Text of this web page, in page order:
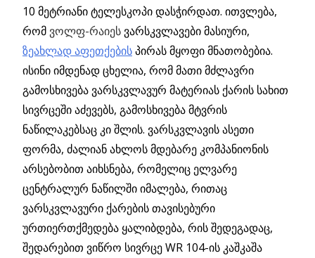
10 მეტრიანი ტელესკოპი დასჭირდათ. ითვლება,
რომ ვოლფ-რაიეს ვარსკვლავები მასიური,
ზეახლად აფეთქებისპირას მყოფი მნათობებია.
ისინი იმდენად ცხელია, რომ მათი მძლავრი
გამოსხივება ვარსკვლავურ მატერიას ქარის სახით
სივრცეში აძევებს, გამოსხივება მტვრის
ნაწილაკებსაც კი შლის. ვარსკვლავის ასეთი
ფორმა, ძალიან ახლოს მდებარე კომპანიონის
არსებობით აიხსნება, რომელიც ელვარე
ცენტრალურ ნაწილში იმალება, რითაც
ვარსკვლავური ქარების თავისებური
ურთიერთქმედება ყალიბდება, რის შედეგადაც,
შედარებით ვიწრო სივრცე WR 104-ის კაშკაშა